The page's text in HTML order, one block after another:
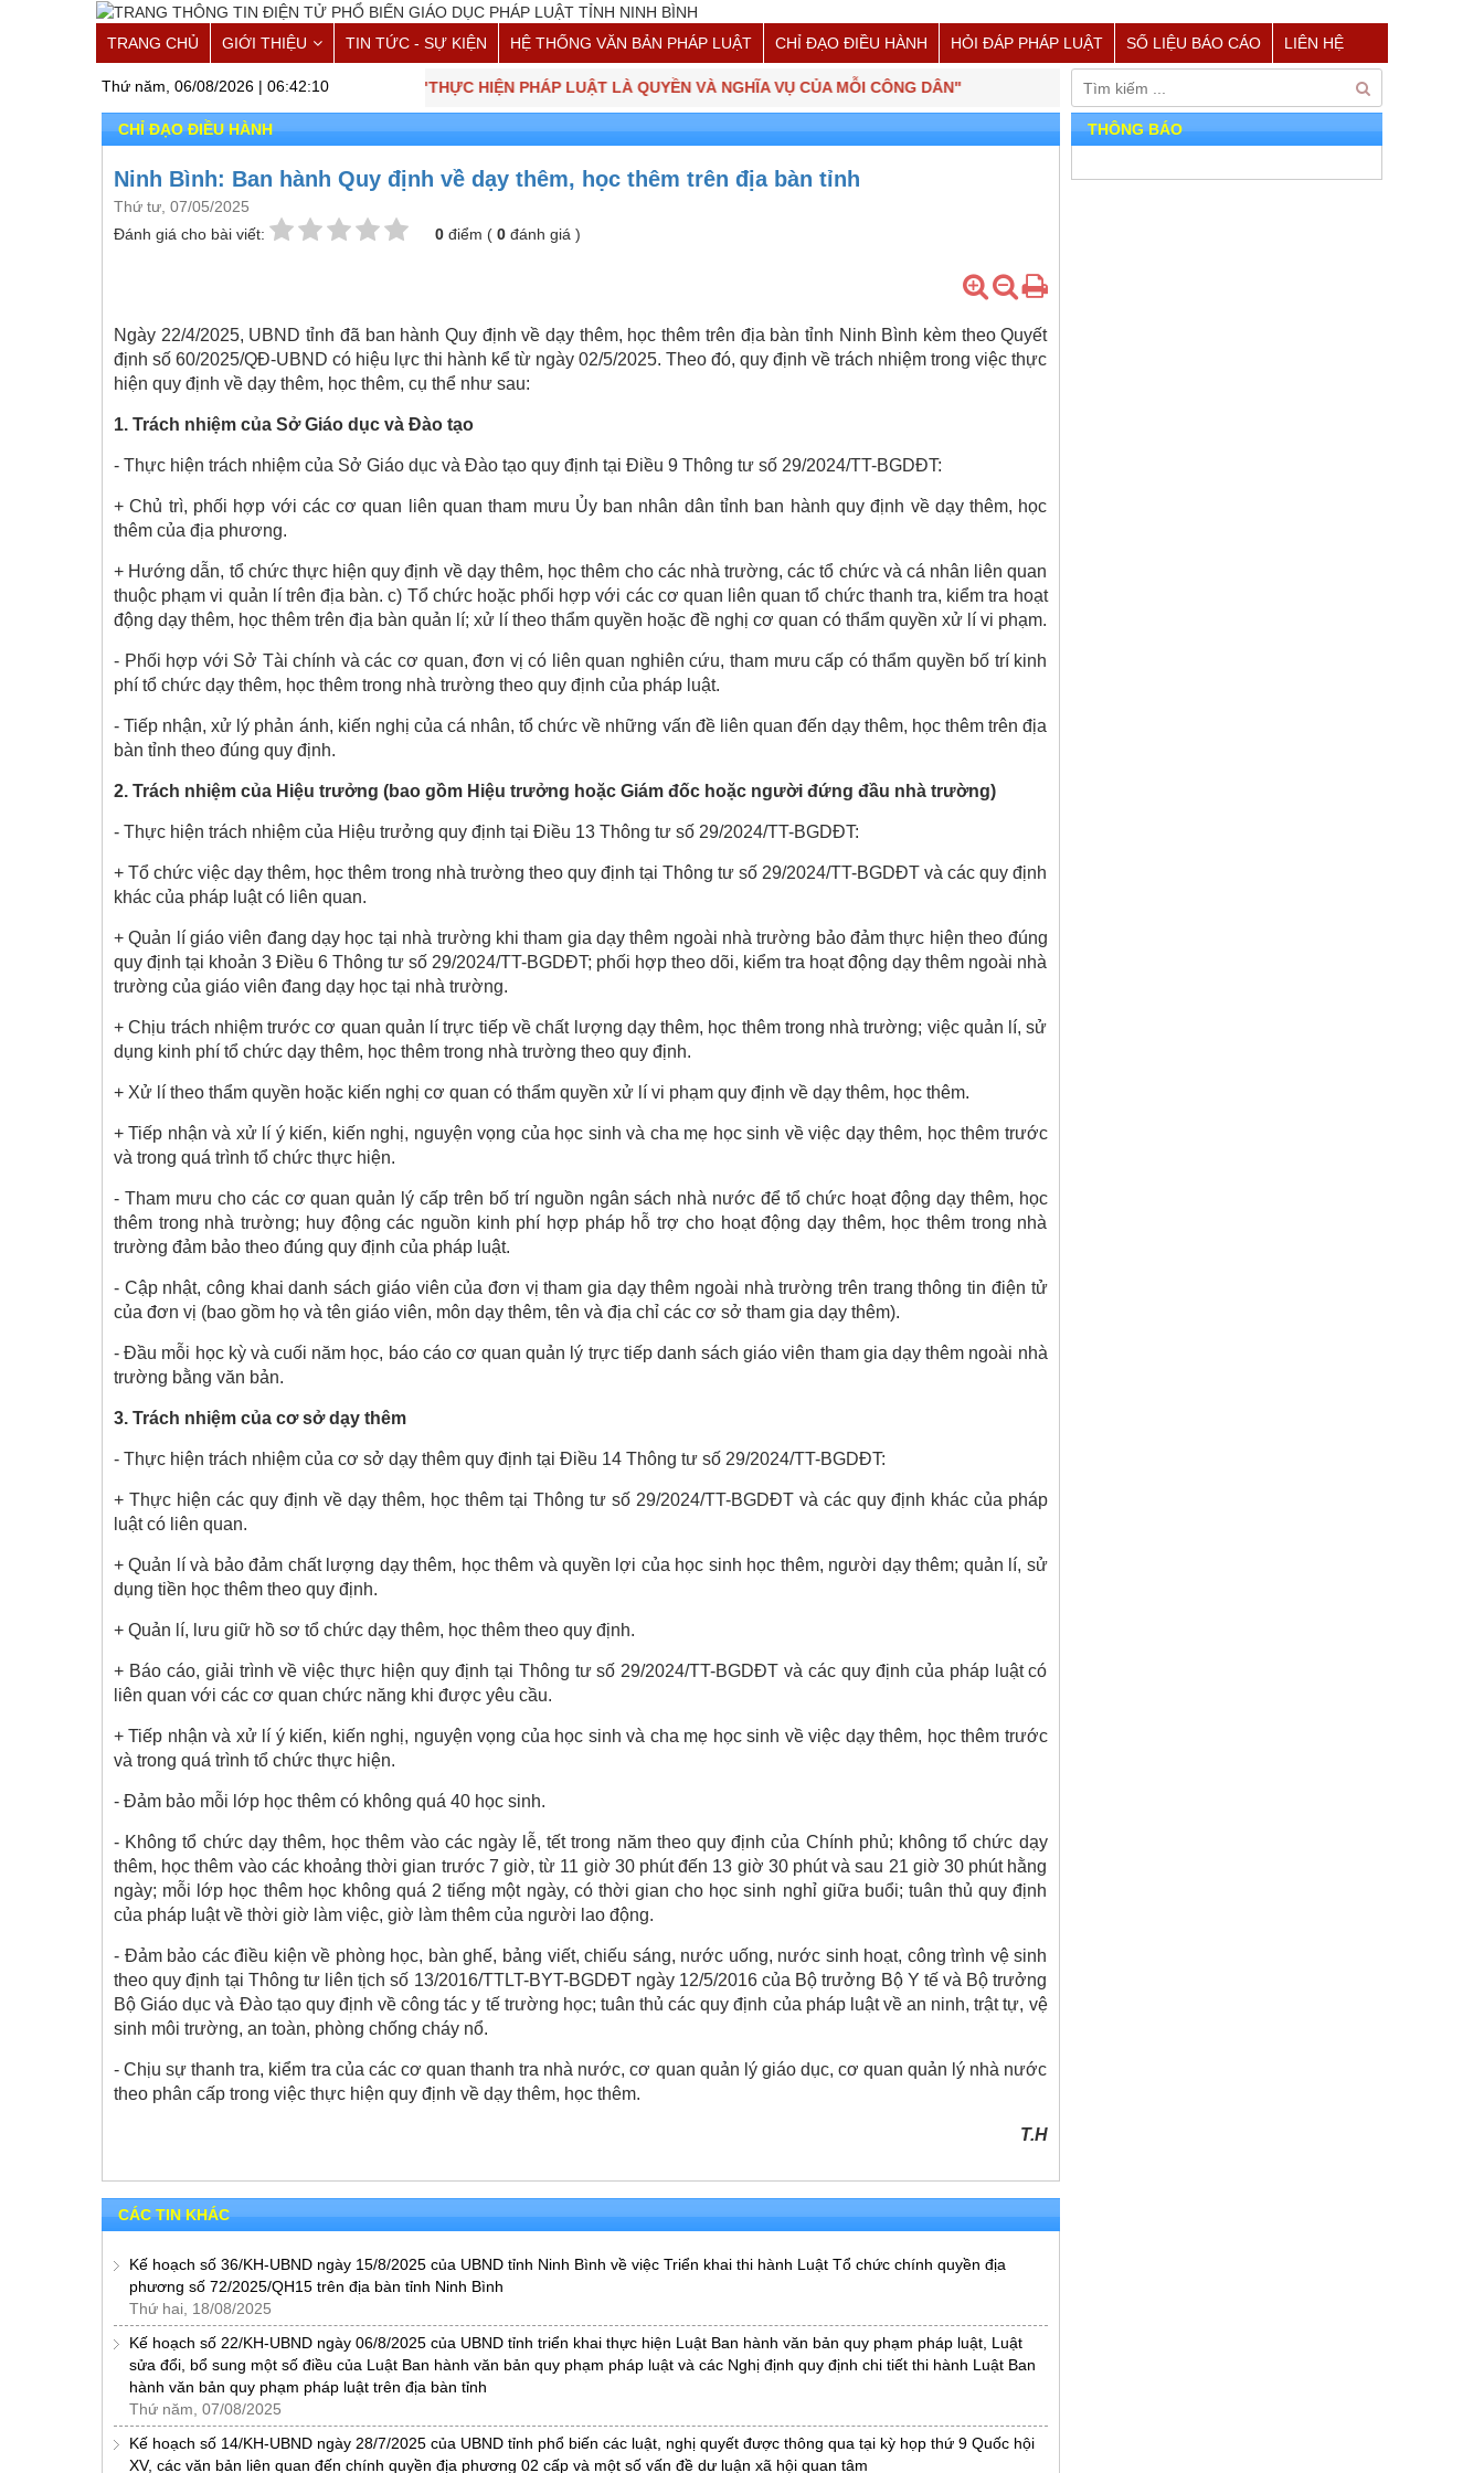
TRANG CHỦ GIỚI THIỆU TIN TỨC - SỰ KIỆN HỆ THỐNG VĂN BẢN PHÁP LUẬT CHỈ ĐẠO ĐIỀU HÀNH HỎI ĐÁP PHÁP LUẬT SỐ LIỆU BÁO CÁO LIÊN HỆ
Thứ năm, 06/08/2026 | 06:42:11 "THỰC HIỆN PHÁP LUẬT LÀ QUYỀN VÀ NGHĨA VỤ CỦA MỖI CÔNG DÂN"
CHỈ ĐẠO ĐIỀU HÀNH
Ninh Bình: Ban hành Quy định về dạy thêm, học thêm trên địa bàn tỉnh
Thứ tư, 07/05/2025
Đánh giá cho bài viết:
0 điểm ( 0 đánh giá )
Ngày 22/4/2025, UBND tỉnh đã ban hành Quy định về dạy thêm, học thêm trên địa bàn tỉnh Ninh Bình kèm theo Quyết
định số 60/2025/QĐ-UBND có hiệu lực thi hành kể từ ngày 02/5/2025. Theo đó, quy định về trách nhiệm trong việc thực
hiện quy định về dạy thêm, học thêm, cụ thể như sau:
1. Trách nhiệm của Sở Giáo dục và Đào tạo
- Thực hiện trách nhiệm của Sở Giáo dục và Đào tạo quy định tại Điều 9 Thông tư số 29/2024/TT-BGDĐT:
+ Chủ trì, phối hợp với các cơ quan liên quan tham mưu Ủy ban nhân dân tỉnh ban hành quy định về dạy thêm, học
thêm của địa phương.
+ Hướng dẫn, tổ chức thực hiện quy định về dạy thêm, học thêm cho các nhà trường, các tổ chức và cá nhân liên quan
thuộc phạm vi quản lí trên địa bàn. c) Tổ chức hoặc phối hợp với các cơ quan liên quan tổ chức thanh tra, kiểm tra hoạt
động dạy thêm, học thêm trên địa bàn quản lí; xử lí theo thẩm quyền hoặc đề nghị cơ quan có thẩm quyền xử lí vi phạm.
- Phối hợp với Sở Tài chính và các cơ quan, đơn vị có liên quan nghiên cứu, tham mưu cấp có thẩm quyền bố trí kinh
phí tổ chức dạy thêm, học thêm trong nhà trường theo quy định của pháp luật.
- Tiếp nhận, xử lý phản ánh, kiến nghị của cá nhân, tổ chức về những vấn đề liên quan đến dạy thêm, học thêm trên địa
bàn tỉnh theo đúng quy định.
2. Trách nhiệm của Hiệu trưởng (bao gồm Hiệu trưởng hoặc Giám đốc hoặc người đứng đầu nhà trường)
- Thực hiện trách nhiệm của Hiệu trưởng quy định tại Điều 13 Thông tư số 29/2024/TT-BGDĐT:
+ Tổ chức việc dạy thêm, học thêm trong nhà trường theo quy định tại Thông tư số 29/2024/TT-BGDĐT và các quy định
khác của pháp luật có liên quan.
+ Quản lí giáo viên đang dạy học tại nhà trường khi tham gia dạy thêm ngoài nhà trường bảo đảm thực hiện theo đúng
quy định tại khoản 3 Điều 6 Thông tư số 29/2024/TT-BGDĐT; phối hợp theo dõi, kiểm tra hoạt động dạy thêm ngoài nhà
trường của giáo viên đang dạy học tại nhà trường.
+ Chịu trách nhiệm trước cơ quan quản lí trực tiếp về chất lượng dạy thêm, học thêm trong nhà trường; việc quản lí, sử
dụng kinh phí tổ chức dạy thêm, học thêm trong nhà trường theo quy định.
+ Xử lí theo thẩm quyền hoặc kiến nghị cơ quan có thẩm quyền xử lí vi phạm quy định về dạy thêm, học thêm.
+ Tiếp nhận và xử lí ý kiến, kiến nghị, nguyện vọng của học sinh và cha mẹ học sinh về việc dạy thêm, học thêm trước
và trong quá trình tổ chức thực hiện.
- Tham mưu cho các cơ quan quản lý cấp trên bố trí nguồn ngân sách nhà nước để tổ chức hoạt động dạy thêm, học
thêm trong nhà trường; huy động các nguồn kinh phí hợp pháp hỗ trợ cho hoạt động dạy thêm, học thêm trong nhà
trường đảm bảo theo đúng quy định của pháp luật.
- Cập nhật, công khai danh sách giáo viên của đơn vị tham gia dạy thêm ngoài nhà trường trên trang thông tin điện tử
của đơn vị (bao gồm họ và tên giáo viên, môn dạy thêm, tên và địa chỉ các cơ sở tham gia dạy thêm).
- Đầu mỗi học kỳ và cuối năm học, báo cáo cơ quan quản lý trực tiếp danh sách giáo viên tham gia dạy thêm ngoài nhà
trường bằng văn bản.
3. Trách nhiệm của cơ sở dạy thêm
- Thực hiện trách nhiệm của cơ sở dạy thêm quy định tại Điều 14 Thông tư số 29/2024/TT-BGDĐT:
+ Thực hiện các quy định về dạy thêm, học thêm tại Thông tư số 29/2024/TT-BGDĐT và các quy định khác của pháp
luật có liên quan.
+ Quản lí và bảo đảm chất lượng dạy thêm, học thêm và quyền lợi của học sinh học thêm, người dạy thêm; quản lí, sử
dụng tiền học thêm theo quy định.
+ Quản lí, lưu giữ hồ sơ tổ chức dạy thêm, học thêm theo quy định.
+ Báo cáo, giải trình về việc thực hiện quy định tại Thông tư số 29/2024/TT-BGDĐT và các quy định của pháp luật có
liên quan với các cơ quan chức năng khi được yêu cầu.
+ Tiếp nhận và xử lí ý kiến, kiến nghị, nguyện vọng của học sinh và cha mẹ học sinh về việc dạy thêm, học thêm trước
và trong quá trình tổ chức thực hiện.
- Đảm bảo mỗi lớp học thêm có không quá 40 học sinh.
- Không tổ chức dạy thêm, học thêm vào các ngày lễ, tết trong năm theo quy định của Chính phủ; không tổ chức dạy
thêm, học thêm vào các khoảng thời gian trước 7 giờ, từ 11 giờ 30 phút đến 13 giờ 30 phút và sau 21 giờ 30 phút hằng
ngày; mỗi lớp học thêm học không quá 2 tiếng một ngày, có thời gian cho học sinh nghỉ giữa buổi; tuân thủ quy định
của pháp luật về thời giờ làm việc, giờ làm thêm của người lao động.
- Đảm bảo các điều kiện về phòng học, bàn ghế, bảng viết, chiếu sáng, nước uống, nước sinh hoạt, công trình vệ sinh
theo quy định tại Thông tư liên tịch số 13/2016/TTLT-BYT-BGDĐT ngày 12/5/2016 của Bộ trưởng Bộ Y tế và Bộ trưởng
Bộ Giáo dục và Đào tạo quy định về công tác y tế trường học; tuân thủ các quy định của pháp luật về an ninh, trật tự, vệ
sinh môi trường, an toàn, phòng chống cháy nổ.
- Chịu sự thanh tra, kiểm tra của các cơ quan thanh tra nhà nước, cơ quan quản lý giáo dục, cơ quan quản lý nhà nước
theo phân cấp trong việc thực hiện quy định về dạy thêm, học thêm.
T.H
CÁC TIN KHÁC
Kế hoạch số 36/KH-UBND ngày 15/8/2025 của UBND tỉnh Ninh Bình về việc Triển khai thi hành Luật Tổ chức chính quyền địa
phương số 72/2025/QH15 trên địa bàn tỉnh Ninh Bình
Thứ hai, 18/08/2025
Kế hoạch số 22/KH-UBND ngày 06/8/2025 của UBND tỉnh triển khai thực hiện Luật Ban hành văn bản quy phạm pháp luật, Luật
sửa đổi, bổ sung một số điều của Luật Ban hành văn bản quy phạm pháp luật và các Nghị định quy định chi tiết thi hành Luật Ban
hành văn bản quy phạm pháp luật trên địa bàn tỉnh
Thứ năm, 07/08/2025
Kế hoạch số 14/KH-UBND ngày 28/7/2025 của UBND tỉnh phổ biến các luật, nghị quyết được thông qua tại kỳ họp thứ 9 Quốc hội
XV, các văn bản liên quan đến chính quyền địa phương 02 cấp và một số vấn đề dư luận xã hội quan tâm
THÔNG BÁO